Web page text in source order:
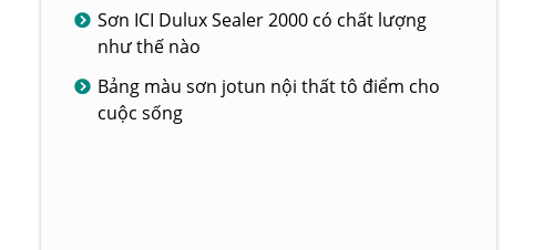
Sơn ICI Dulux Sealer 2000 có chất lượng
như thế nào
Bảng màu sơn jotun nội thất tô điểm cho
cuộc sống